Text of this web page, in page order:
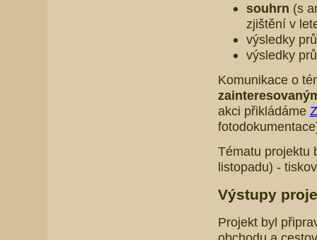
souhrn (s
zjištění v
výsledky
výsledky
Komunikace o
akci přikládáme
Tématu projektu
listopadu) -
Výstupy
Projekt byl